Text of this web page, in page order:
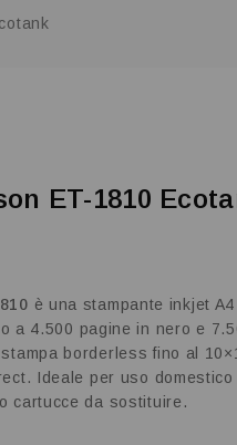
ET-1810
è una stampante inkjet
a 4.500 pagine in nero e
borderless fino al
Ideale per uso
cartucce da sostituire.